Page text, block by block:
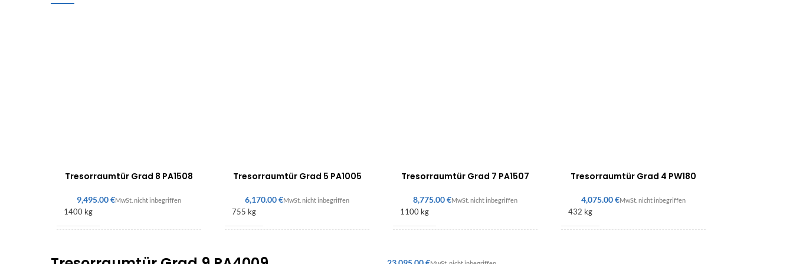
Tresorraumtür Grad 8 PA1508
€
1400 kg
Tresorraumtür Grad 5 PA1005
€
755 kg
Tresorraumtür Grad 7 PA1507
€
1100 kg
Tresorraumtür Grad 4 PW180
€
432 kg